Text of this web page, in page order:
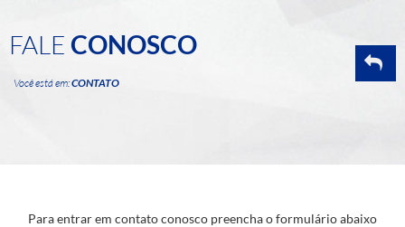
FALE CONOSCO
Você está em:CONTATO
Para entrar em contato conosco preencha o formulário abaixo